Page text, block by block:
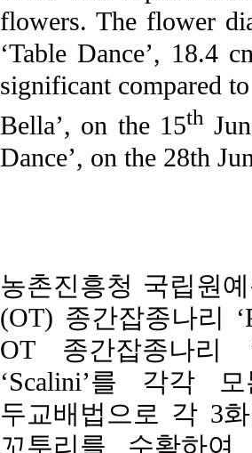
flowers. The flower
‘Table Dance’, 18.4
significant compared
Bella’, on the 15th
Dance’, on the 28th
농촌진흥청 국립원
(OT) 종간잡종나리
OT 종간잡종나리
‘Scalini’를 각각
두교배법으로 각 3
꼬투리를 수확하